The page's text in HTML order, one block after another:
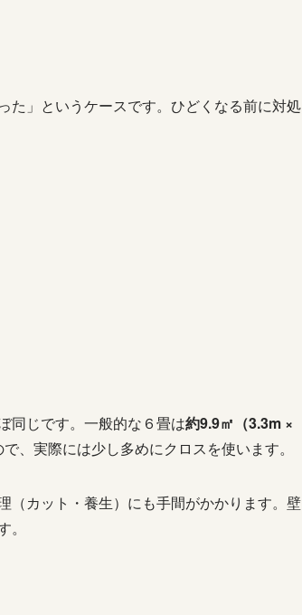
た」というケースです。ひどくなる前に対処
同じです。一般的な６畳は約9.9㎡（3.3m ×
、実際には少し多めにクロスを使います。
（カット・養生）にも手間がかかります。壁